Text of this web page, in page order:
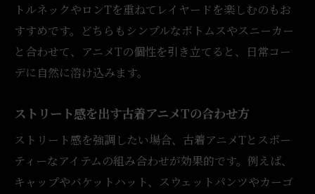
トルネックやロンTを重ねてレイヤードを楽しむのもお
すすめです。どちらもシンプルなボトムスやスニーカー
と合わせて、アニメTの個性を引き立てると、日常コー
デに自然に溶け込みます。
ストリート感を出す古着アニメTの合わせ方
ストリート感を強調したい場合、古着アニメTとスポー
ティーなアイテムの組み合わせが効果的です。例えば、
キャップやバケットハット、スウェットパンツやカーゴ